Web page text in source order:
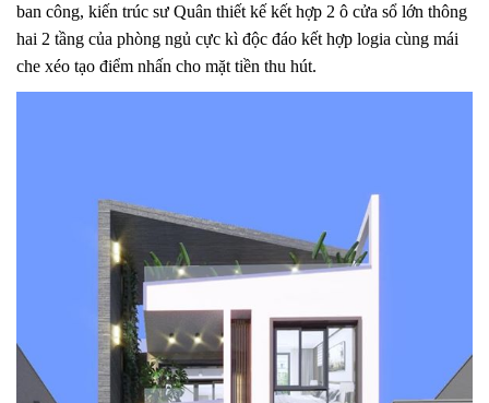
ban công, kiến trúc sư Quân thiết kế kết hợp 2 ô cửa sổ lớn thông
hai 2 tầng của phòng ngủ cực kì độc đáo kết hợp logia cùng mái
che xéo tạo điểm nhấn cho mặt tiền thu hút.